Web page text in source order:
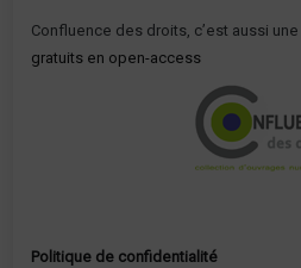
Confluence des droits, c’est aussi une
gratuits en open-access
Politique de confidentialité